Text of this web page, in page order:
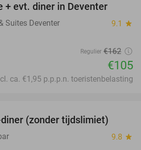
+ evt. diner in Deventer
Suites Deventer 9.1 star
Regulier €162
€105
ca. €1,95 p.p.p.n. toeristenbelasting
(zonder tijdslimiet)
9.8 star